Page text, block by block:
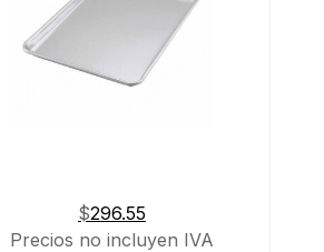
$296.55
Precios no incluyen IVA